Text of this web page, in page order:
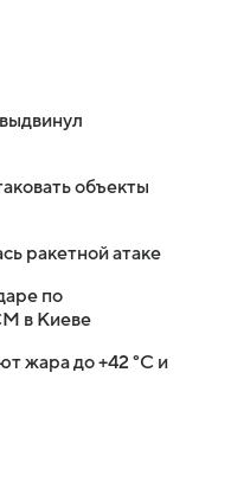
объекты
ракетной атаке
по
в Киеве
жара до +42 °C и